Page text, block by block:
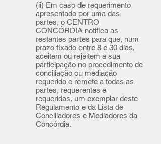
(ii) Em caso de requerimento
apresentado por uma das
partes, o CENTRO
CONCÓRDIA notifica as
restantes partes para que, num
prazo fixado entre 8 e 30 dias,
aceitem ou rejeitem a sua
participação no procedimento de
conciliação ou mediação
requerido e remete a todas as
partes, requerentes e
requeridas, um exemplar deste
Regulamento e da Lista de
Conciliadores e Mediadores da
Concórdia.